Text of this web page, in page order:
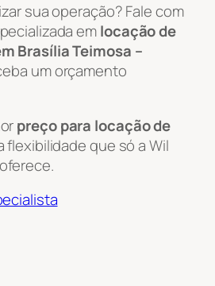
sua operação? Fale com
emlocação de
Brasília Teimosa –
um orçamento
preço para locação de
flexibilidade que só a Wil